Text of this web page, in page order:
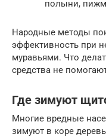
полыни,
Народные методы
эффективность при
муравьями. Что
средства не
Где зимуют
Многие вредные
зимуют в коре